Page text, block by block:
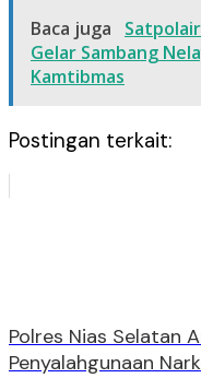
Baca juga
Gelar Sambang
Kamtibmas
Postingan terkait:
Polres Nias Selatan
Penyalahgunaan